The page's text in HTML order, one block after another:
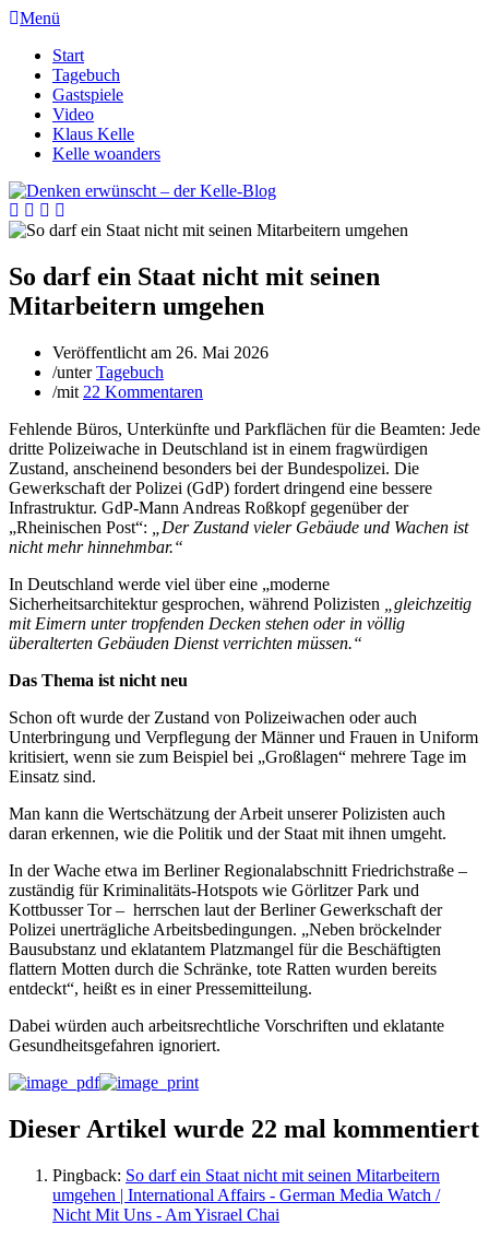
Menü
Start
Tagebuch
Gastspiele
Video
Klaus Kelle
Kelle woanders
So darf ein Staat nicht mit seinen
Mitarbeitern umgehen
Veröffentlicht am 26. Mai 2026
/unterTagebuch
/mit 22 Kommentaren
Fehlende Büros, Unterkünfte und Parkflächen für die Beamten: Jede
dritte Polizeiwache in Deutschland ist in einem fragwürdigen
Zustand, anscheinend besonders bei der Bundespolizei. Die
Gewerkschaft der Polizei (GdP) fordert dringend eine bessere
Infrastruktur. GdP-Mann Andreas Roßkopf gegenüber der
„Rheinischen Post“:
„Der Zustand vieler Gebäude und Wachen ist
nicht mehr hinnehmbar.“
In Deutschland werde viel über eine „moderne
Sicherheitsarchitektur gesprochen, während Polizisten
„gleichzeitig
mit Eimern unter tropfenden Decken stehen oder in völlig
überalterten Gebäuden Dienst verrichten müssen.“
Das Thema ist nicht neu
Schon oft wurde der Zustand von Polizeiwachen oder auch
Unterbringung und Verpflegung der Männer und Frauen in Uniform
kritisiert, wenn sie zum Beispiel bei „Großlagen“ mehrere Tage im
Einsatz sind.
Man kann die Wertschätzung der Arbeit unserer Polizisten auch
daran erkennen, wie die Politik und der Staat mit ihnen umgeht.
In der Wache etwa im Berliner Regionalabschnitt Friedrichstraße –
zuständig für Kriminalitäts-Hotspots wie Görlitzer Park und
Kottbusser Tor – herrschen laut der Berliner Gewerkschaft der
Polizei unerträgliche Arbeitsbedingungen. „Neben bröckelnder
Bausubstanz und eklatantem Platzmangel für die Beschäftigten
flattern Motten durch die Schränke, tote Ratten wurden bereits
entdeckt“, heißt es in einer Pressemitteilung.
Dabei würden auch arbeitsrechtliche Vorschriften und eklatante
Gesundheitsgefahren ignoriert.
Dieser Artikel wurde 22 mal kommentiert
Pingback: So darf ein Staat nicht mit seinen Mitarbeitern
umgehen | International Affairs - German Media Watch /
Nicht Mit Uns - Am Yisrael Chai